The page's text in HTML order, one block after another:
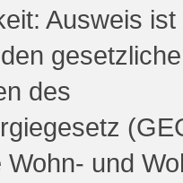
Ausweis
des
Wohn- und